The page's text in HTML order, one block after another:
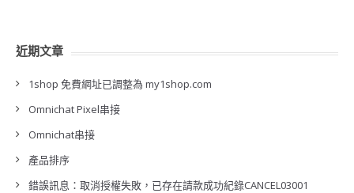
近期文章
1shop 免費網址已調整為 my1shop.com
Omnichat Pixel串接
Omnichat串接
產品排序
錯誤訊息：取消授權失敗，已存在請款成功紀錄CANCEL03001